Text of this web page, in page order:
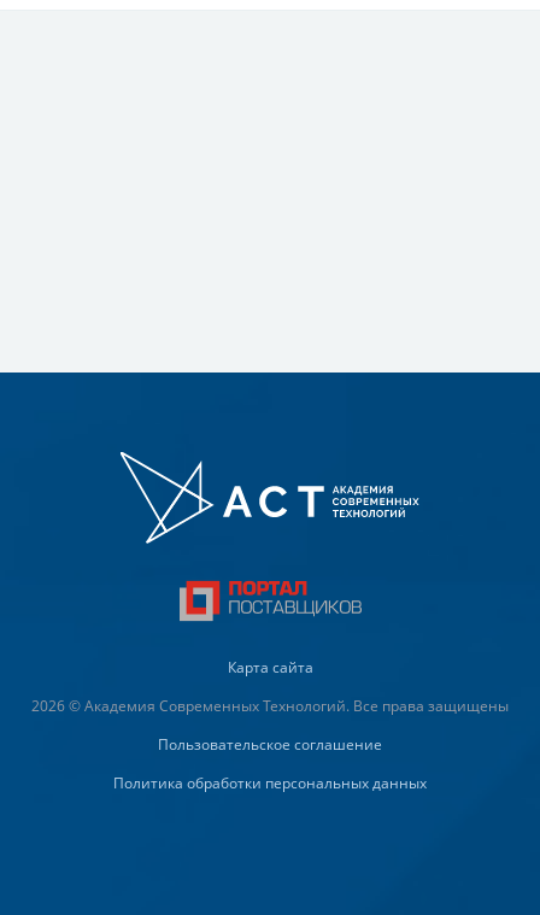
Карта сайта
2026 © Академия Современных Технологий. Все права защищены
Пользовательское соглашение
Политика обработки персональных данных